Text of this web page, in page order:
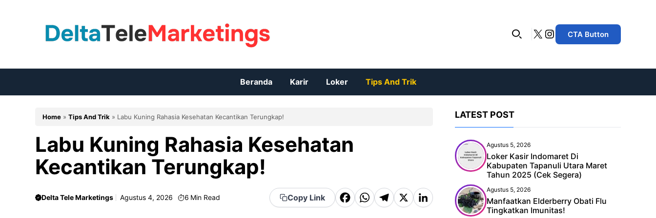
X Instagram
CTA Button
Beranda Karir Loker Tips And Trik
Home » Tips And Trik » Labu Kuning Rahasia Kesehatan Kecantikan Terungkap!
Labu Kuning Rahasia Kesehatan
Kecantikan Terungkap!
Delta Tele Marketings Agustus 4, 2026 6 Min Read Copy Link
F
a
W
h
T
el
X
Li
n
LATEST POST
Agustus 5, 2026
Loker Kasir Indomaret Di
Kabupaten Tapanuli Utara Maret
Tahun 2025 (Cek Segera)
Agustus 5, 2026
Manfaatkan Elderberry Obati Flu
Tingkatkan Imunitas!